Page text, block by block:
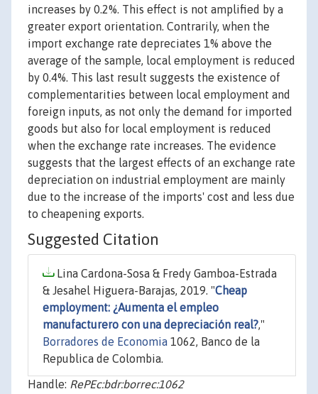
increases by 0.2%. This effect is not amplified by a
greater export orientation. Contrarily, when the
import exchange rate depreciates 1% above the
average of the sample, local employment is reduced
by 0.4%. This last result suggests the existence of
complementarities between local employment and
foreign inputs, as not only the demand for imported
goods but also for local employment is reduced
when the exchange rate increases. The evidence
suggests that the largest effects of an exchange rate
depreciation on industrial employment are mainly
due to the increase of the imports' cost and less due
to cheapening exports.
Suggested Citation
Lina Cardona-Sosa & Fredy Gamboa-Estrada
& Jesahel Higuera-Barajas, 2019. "Cheap
employment: ¿Aumenta el empleo
manufacturero con una depreciación real?,"
Borradores de Economia 1062, Banco de la
Republica de Colombia.
Handle: RePEc:bdr:borrec:1062